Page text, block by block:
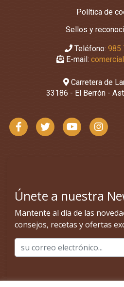
Política de
Sellos y
Teléfono: 985
E-mail:
Carretera de
33186 - El Berrón -